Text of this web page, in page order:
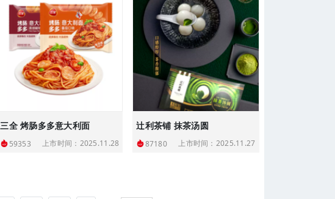
三全 烤肠多多意大利面
59353 上市时间：2025.11.28
辻利茶铺 抹茶汤圆
87180 上市时间：2025.11.27